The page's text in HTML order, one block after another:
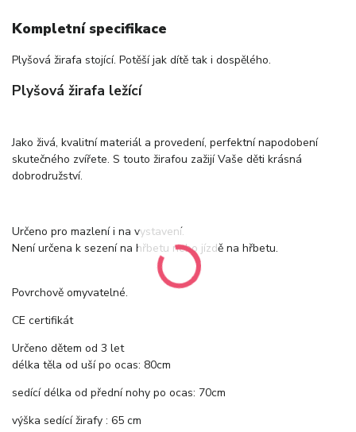
Kompletní specifikace
Plyšová žirafa stojící. Potěší jak dítě tak i dospělého.
Plyšová žirafa ležící
Jako živá, kvalitní materiál a provedení, perfektní napodobení
skutečného zvířete. S touto žirafou zažijí Vaše děti krásná
dobrodružství.
Určeno pro mazlení i na vystavení.
Není určena k sezení na hřbetu nebo jízdě na hřbetu.
Povrchově omyvatelné.
CE certifikát
Určeno dětem od 3 let
délka těla od uší po ocas: 80cm
sedící délka od přední nohy po ocas: 70cm
výška sedící žirafy : 65 cm